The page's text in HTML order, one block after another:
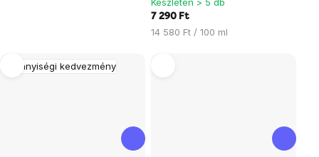
7 290 Ft
Egységár:
14 580 Ft / 100 ml
Mennyiségi kedvezmény